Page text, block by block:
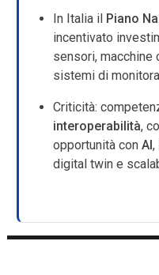
In Italia il Piano
incentivato
sensori, macchine
sistemi di
Criticità:
interoperabilità,
opportunità conAI,
digital twin e